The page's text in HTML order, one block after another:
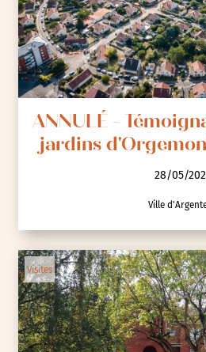
ANNULÉ -
jardins
28/05/
Ville
Visites